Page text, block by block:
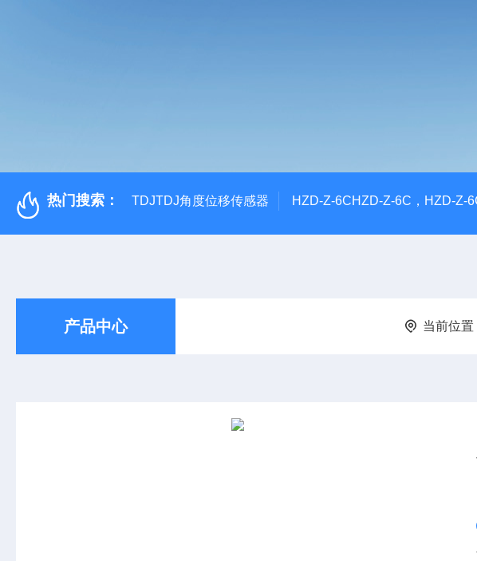
热门搜索： TDJTDJ角度位移传感器 HZD-Z-6CHZD-Z-6C，HZD-Z-
产品中心 当前位置